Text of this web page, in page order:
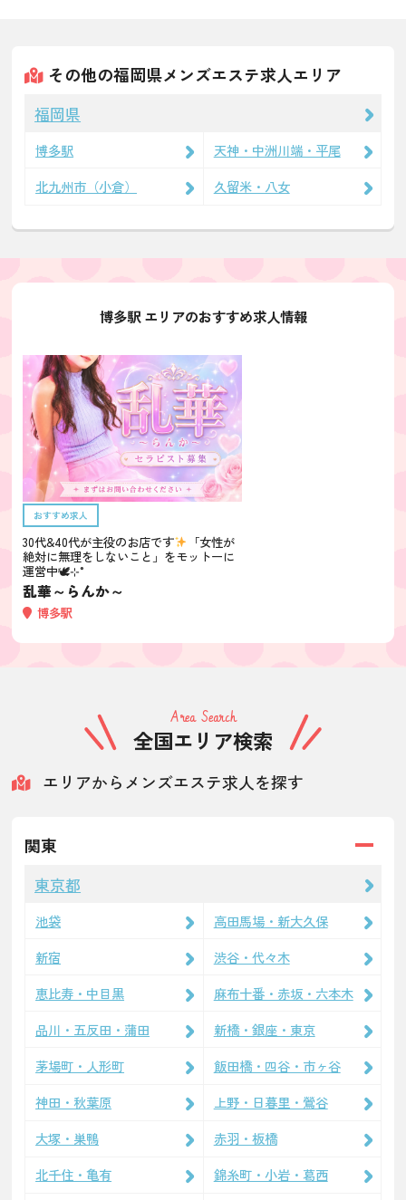
その他の福岡県メンズエステ求人エリア
福岡県
博多駅
天神・中洲川端・平尾
北九州市（小倉）
久留米・八女
博多駅 エリアのおすすめ求人情報
おすすめ求人
30代&40代が主役のお店です
「女性が
絶対に無理をしないこと」をモットーに
運営中🕊⊹˚
乱華～らんか～
博多駅
Area Search
全国エリア検索
エリアからメンズエステ求人を探す
関東
東京都
池袋
高田馬場・新大久保
新宿
渋谷・代々木
恵比寿・中目黒
麻布十番・赤坂・六本木
品川・五反田・蒲田
新橋・銀座・東京
茅場町・人形町
飯田橋・四谷・市ヶ谷
神田・秋葉原
上野・日暮里・鶯谷
大塚・巣鴨
赤羽・板橋
北千住・亀有
錦糸町・小岩・葛西